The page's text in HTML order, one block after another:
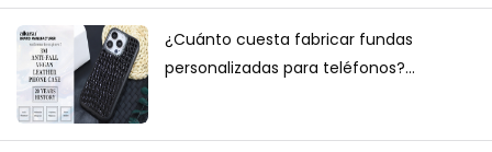
¿Cuánto cuesta fabricar fundas
personalizadas para teléfonos?